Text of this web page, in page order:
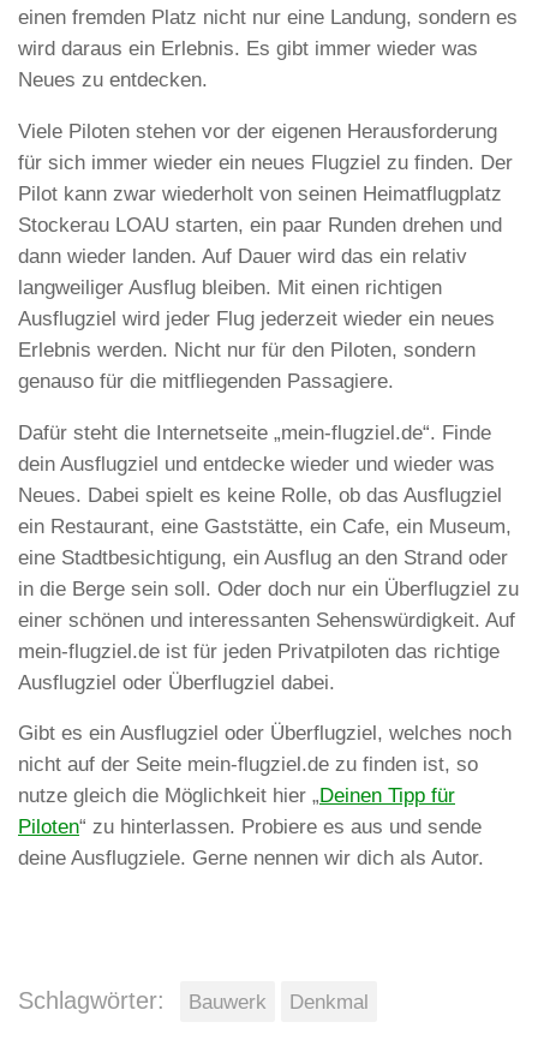
einen fremden Platz nicht nur eine Landung, sondern es
wird daraus ein Erlebnis. Es gibt immer wieder was
Neues zu entdecken.
Viele Piloten stehen vor der eigenen Herausforderung
für sich immer wieder ein neues Flugziel zu finden. Der
Pilot kann zwar wiederholt von seinen Heimatflugplatz
Stockerau LOAU starten, ein paar Runden drehen und
dann wieder landen. Auf Dauer wird das ein relativ
langweiliger Ausflug bleiben. Mit einen richtigen
Ausflugziel wird jeder Flug jederzeit wieder ein neues
Erlebnis werden. Nicht nur für den Piloten, sondern
genauso für die mitfliegenden Passagiere.
Dafür steht die Internetseite „mein-flugziel.de“. Finde
dein Ausflugziel und entdecke wieder und wieder was
Neues. Dabei spielt es keine Rolle, ob das Ausflugziel
ein Restaurant, eine Gaststätte, ein Cafe, ein Museum,
eine Stadtbesichtigung, ein Ausflug an den Strand oder
in die Berge sein soll. Oder doch nur ein Überflugziel zu
einer schönen und interessanten Sehenswürdigkeit. Auf
mein-flugziel.de ist für jeden Privatpiloten das richtige
Ausflugziel oder Überflugziel dabei.
Gibt es ein Ausflugziel oder Überflugziel, welches noch
nicht auf der Seite mein-flugziel.de zu finden ist, so
nutze gleich die Möglichkeit hier „ Deinen Tipp für
Piloten“ zu hinterlassen. Probiere es aus und sende
deine Ausflugziele. Gerne nennen wir dich als Autor.
Schlagwörter: Bauwerk Denkmal